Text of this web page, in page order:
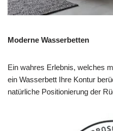
Moderne Wasserbetten
Ein wahres Erlebnis, welches
ein Wasserbett Ihre Kontur
natürliche Positionierung der